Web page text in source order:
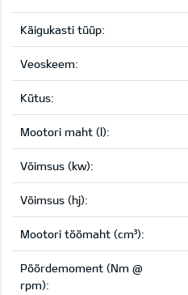
Käigukasti tüüp:
Veoskeem:
Kütus:
Mootori maht (l):
Võimsus (kw):
Võimsus (hj):
Mootori töömaht (cm³):
Pöördemoment (Nm @
rpm):